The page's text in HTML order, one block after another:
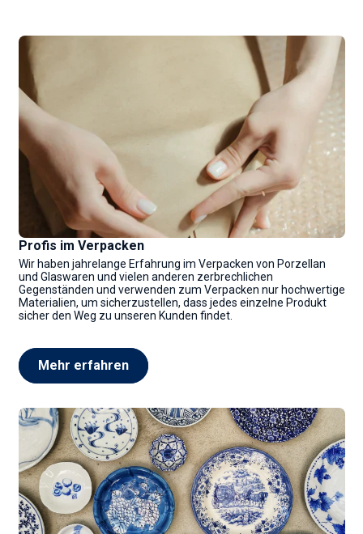
Profis im Verpacken
Wir haben jahrelange Erfahrung im Verpacken von Porzellan
und Glaswaren und vielen anderen zerbrechlichen
Gegenständen und verwenden zum Verpacken nur hochwertige
Materialien, um sicherzustellen, dass jedes einzelne Produkt
sicher den Weg zu unseren Kunden findet.
Mehr erfahren